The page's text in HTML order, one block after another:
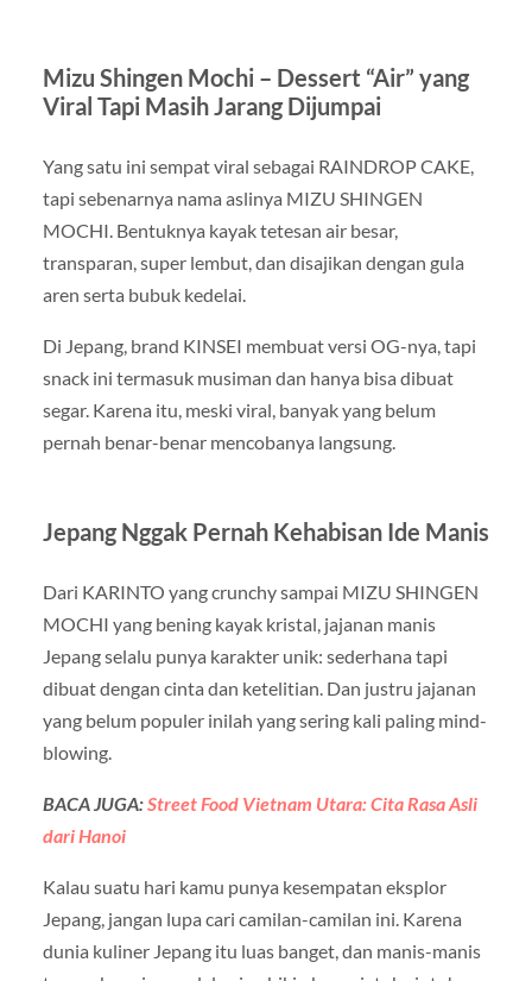
Mizu Shingen Mochi – Dessert “Air” yang
Viral Tapi Masih Jarang Dijumpai
Yang satu ini sempat viral sebagai RAINDROP CAKE,
tapi sebenarnya nama aslinya MIZU SHINGEN
MOCHI. Bentuknya kayak tetesan air besar,
transparan, super lembut, dan disajikan dengan gula
aren serta bubuk kedelai.
Di Jepang, brand KINSEI membuat versi OG-nya, tapi
snack ini termasuk musiman dan hanya bisa dibuat
segar. Karena itu, meski viral, banyak yang belum
pernah benar-benar mencobanya langsung.
Jepang Nggak Pernah Kehabisan Ide Manis
Dari KARINTO yang crunchy sampai MIZU SHINGEN
MOCHI yang bening kayak kristal, jajanan manis
Jepang selalu punya karakter unik: sederhana tapi
dibuat dengan cinta dan ketelitian. Dan justru jajanan
yang belum populer inilah yang sering kali paling mind-
blowing.
BACA JUGA:Street Food Vietnam Utara: Cita Rasa Asli
dari Hanoi
Kalau suatu hari kamu punya kesempatan eksplor
Jepang, jangan lupa cari camilan-camilan ini. Karena
dunia kuliner Jepang itu luas banget, dan manis-manis